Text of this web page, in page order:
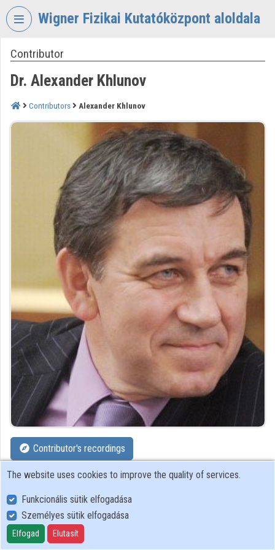
Skip header
Wigner Fizikai Kutatóközpont aloldala
VIDEO
WIGNER
FIZIKAI
Organization discovery
Categories
Organization playlists
Organizations
Contributors
Contributor
Dr. Alexander Khlunov
Contributors Alexander Khlunov
Contributor's recordings
Profiles
Profile
Russian Science Foundation
The website uses cookies to improve the quality of services.
Funkcionális sütik elfogadása
Személyes sütik elfogadása
Elfogad Elutasít